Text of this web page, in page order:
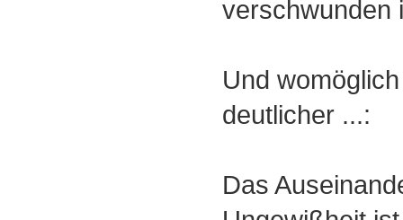
verschwunden
Und
deutlicher ...:
Das